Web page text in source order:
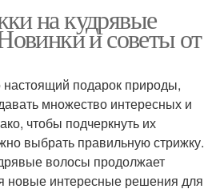
на кудрявые
и советы от
подарок природы,
множество интересных и
чтобы подчеркнуть их
выбрать правильную стрижку.
волосы продолжает
новые интересные решения для